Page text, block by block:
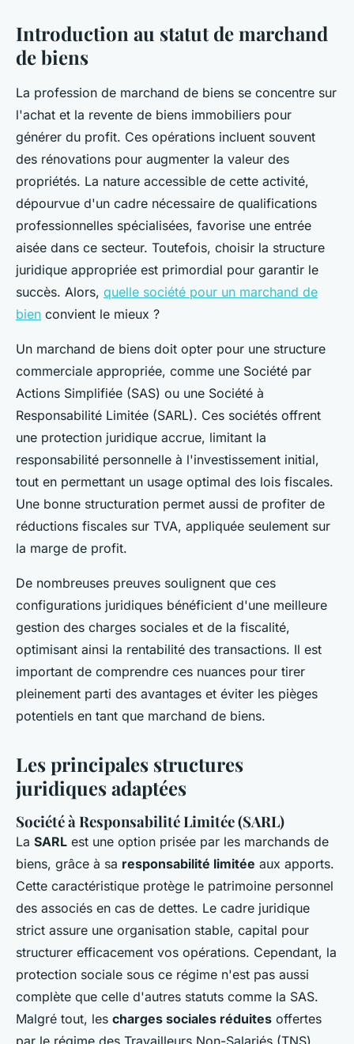
Introduction au statut de marchand
de biens
La profession de marchand de biens se concentre sur
l'achat et la revente de biens immobiliers pour
générer du profit. Ces opérations incluent souvent
des rénovations pour augmenter la valeur des
propriétés. La nature accessible de cette activité,
dépourvue d'un cadre nécessaire de qualifications
professionnelles spécialisées, favorise une entrée
aisée dans ce secteur. Toutefois, choisir la structure
juridique appropriée est primordial pour garantir le
succès. Alors, quelle société pour un marchand de
bien convient le mieux ?
Un marchand de biens doit opter pour une structure
commerciale appropriée, comme une Société par
Actions Simplifiée (SAS) ou une Société à
Responsabilité Limitée (SARL). Ces sociétés offrent
une protection juridique accrue, limitant la
responsabilité personnelle à l'investissement initial,
tout en permettant un usage optimal des lois fiscales.
Une bonne structuration permet aussi de profiter de
réductions fiscales sur TVA, appliquée seulement sur
la marge de profit.
De nombreuses preuves soulignent que ces
configurations juridiques bénéficient d'une meilleure
gestion des charges sociales et de la fiscalité,
optimisant ainsi la rentabilité des transactions. Il est
important de comprendre ces nuances pour tirer
pleinement parti des avantages et éviter les pièges
potentiels en tant que marchand de biens.
Les principales structures
juridiques adaptées
Société à Responsabilité Limitée (SARL)
La SARL est une option prisée par les marchands de
biens, grâce à sa responsabilité limitée aux apports.
Cette caractéristique protège le patrimoine personnel
des associés en cas de dettes. Le cadre juridique
strict assure une organisation stable, capital pour
structurer efficacement vos opérations. Cependant, la
protection sociale sous ce régime n'est pas aussi
complète que celle d'autres statuts comme la SAS.
Malgré tout, les charges sociales réduites offertes